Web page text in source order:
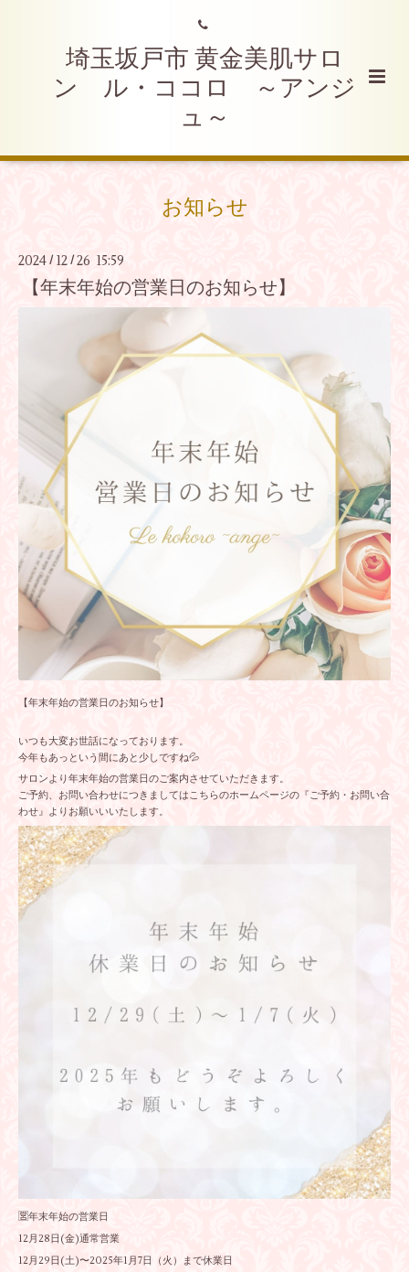
埼玉坂戸市 黄金美肌サロ
ン ル・ココロ ～アンジ
ュ～
お知らせ
2024 / 12 /26 15:59
【年末年始の営業日のお知らせ】
【年末年始の営業日のお知らせ】
いつも大変お世話になっております。
今年もあっという間にあと少しですね💦
サロンより年末年始の営業日のご案内させていただきます。
ご予約、お問い合わせにつきましてはこちらのホームページの『ご予約・お問い合
わせ』よりお願いいいたします。
🈺年末年始の営業日
12月28日(金)通常営業
12月29日(土)〜2025年1月7日（火）まで休業日